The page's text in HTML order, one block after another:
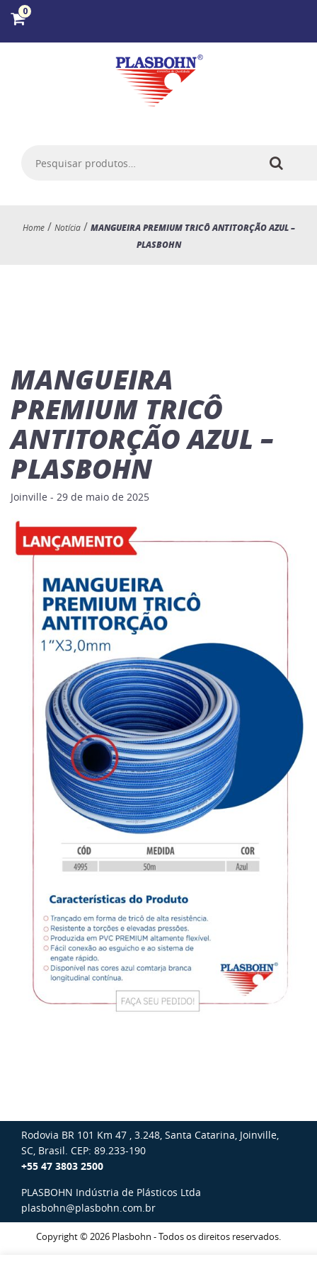
Home/ Notícia/ MANGUEIRA PREMIUM TRICÔ ANTITORÇÃO AZUL –
PLASBOHN
MANGUEIRA
PREMIUM TRICÔ
ANTITORÇÃO AZUL –
PLASBOHN
Joinville - 29 de maio de 2025
Rodovia BR 101 Km 47 , 3.248, Santa Catarina, Joinville,
SC, Brasil. CEP: 89.233-190
+55 47 3803 2500
PLASBOHN Indústria de Plásticos Ltda
plasbohn@plasbohn.com.br
Copyright © 2026 Plasbohn - Todos os direitos reservados.
0